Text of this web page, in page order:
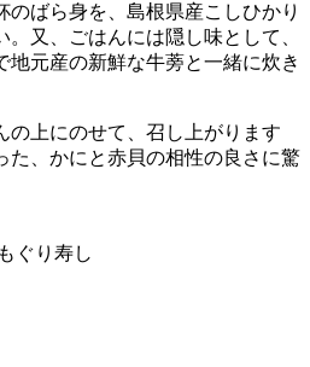
のばら身を、島根県産こしひかり
又、ごはんには隠し味として、
地元産の新鮮な牛蒡と一緒に炊き
の上にのせて、召し上がります
た、かにと赤貝の相性の良さに驚
ぐり寿し